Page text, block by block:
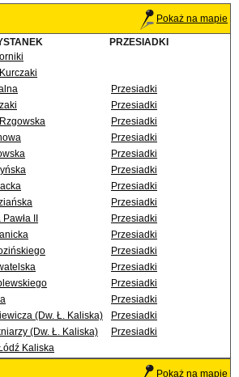
Pokaż na mapie
PRZESIADKI
Przesiadki
Przesiadki
Przesiadki
Przesiadki
Przesiadki
Przesiadki
Przesiadki
Przesiadki
II
Przesiadki
Przesiadki
Przesiadki
Przesiadki
Przesiadki
Przesiadki
(Dw. Ł. Kaliska)
Przesiadki
(Dw. Ł. Kaliska)
Przesiadki
Kaliska
Pokaż na mapie